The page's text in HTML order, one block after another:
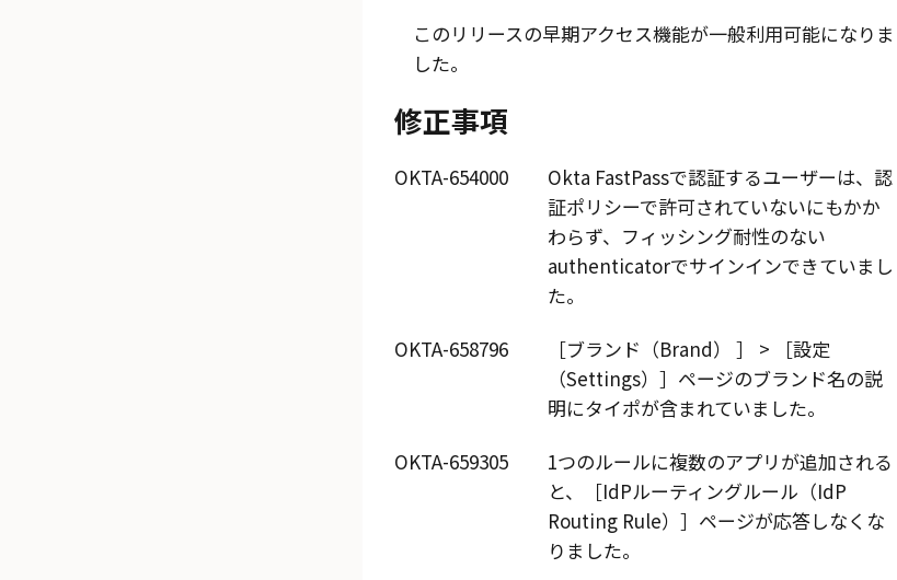
このリリースの早期アクセス機能が一般利用可能になりま
した。
修正事項
OKTA-654000
Okta FastPassで認証するユーザーは、認
証ポリシーで許可されていないにもかか
わらず、フィッシング耐性のない
authenticatorでサインインできていまし
た。
OKTA-658796
ブランド（Brand）
設定
（Settings）
ページのブランド名の説
明にタイポが含まれていました。
OKTA-659305
1つのルールに複数のアプリが追加される
と、
IdPルーティングルール（IdP
Routing Rule）
ページが応答しなくな
りました。